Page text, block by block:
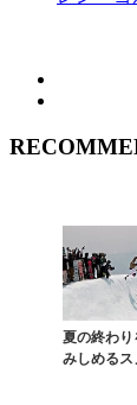
夏の終わ
みしめるス